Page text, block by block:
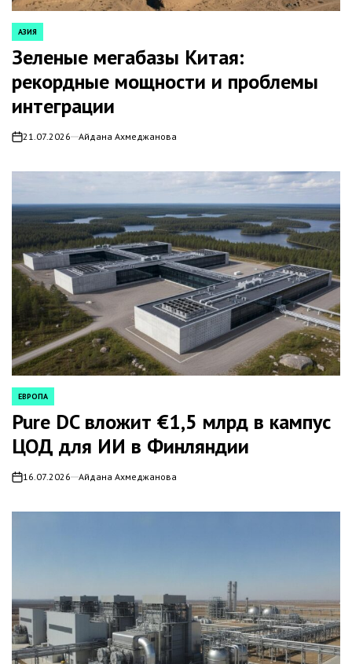
POSTED
IN
АЗИЯ
Зеленые мегабазы Китая:
рекордные мощности и проблемы
интеграции
on21.07.2026 Айдана Ахмеджанова
POSTED
IN
ЕВРОПА
Pure DC вложит €1,5 млрд в кампус
ЦОД для ИИ в Финляндии
on16.07.2026 Айдана Ахмеджанова